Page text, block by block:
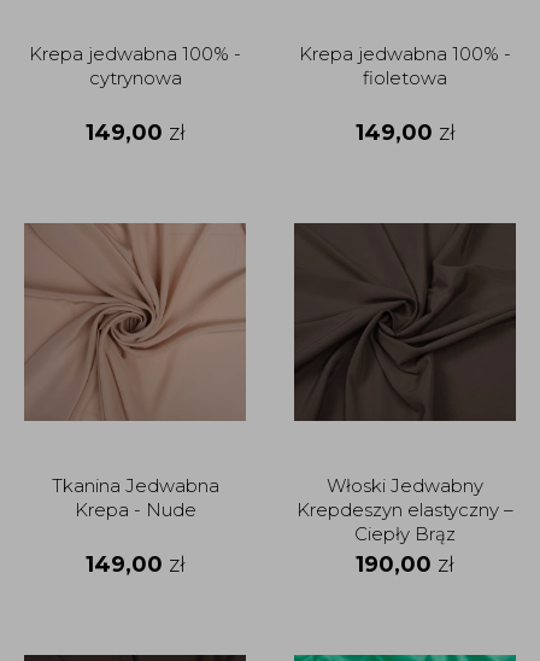
Krepa jedwabna 100% -
cytrynowa
149,00 zł
Krepa jedwabna 100% -
fioletowa
149,00 zł
Tkanina Jedwabna
Krepa - Nude
149,00 zł
Włoski Jedwabny
Krepdeszyn elastyczny –
Ciepły Brąz
190,00 zł